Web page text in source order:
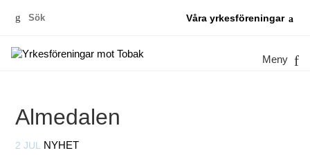
Sök
Våra yrkesföreningar
Meny
Almedalen
2 JUL NYHET